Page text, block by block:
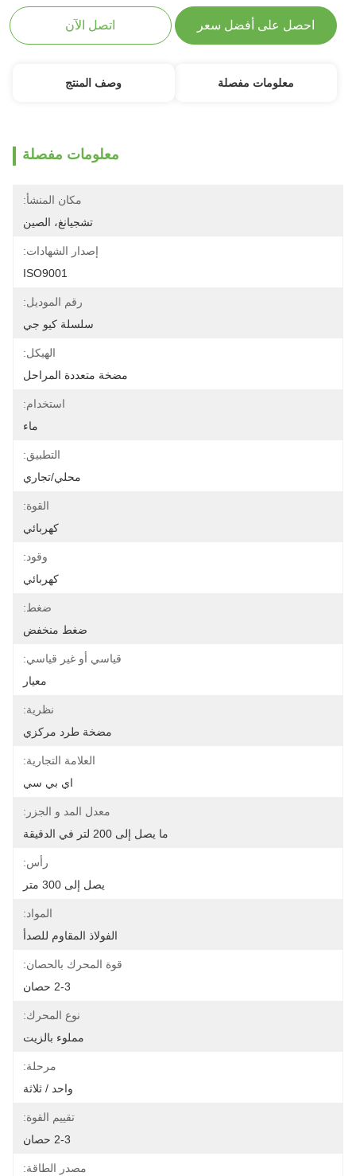
احصل على أفضل سعر اتصل الآن
معلومات مفصلة وصف المنتج
معلومات مفصلة
مكان المنشأ:
تشجيانغ، الصين
إصدار الشهادات:
ISO9001
رقم الموديل:
سلسلة كيو جي
الهيكل:
مضخة متعددة المراحل
استخدام:
ماء
التطبيق:
محلي/تجاري
القوة:
كهربائي
وقود:
كهربائي
ضغط:
ضغط منخفض
قياسي أو غير قياسي:
معيار
نظرية:
مضخة طرد مركزي
العلامة التجارية:
اي بي سي
معدل المد و الجزر:
ما يصل إلى 200 لتر في الدقيقة
رأس:
يصل إلى 300 متر
المواد:
الفولاذ المقاوم للصدأ
قوة المحرك بالحصان:
2-3 حصان
نوع المحرك:
مملوء بالزيت
مرحلة:
واحد / ثلاثة
تقييم القوة:
2-3 حصان
مصدر الطاقة: